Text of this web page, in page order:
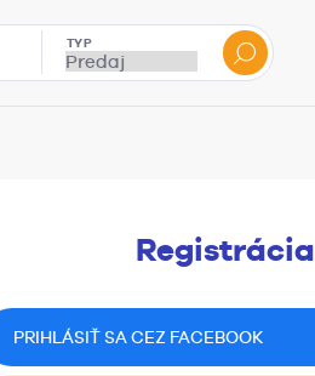
TYP
Registrácia
PRIHLÁSIŤ SA CEZ FACEBOOK